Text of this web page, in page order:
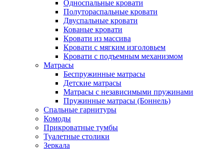
Односпальные кровати
Полутораспальные кровати
Двуспальные кровати
Кованые кровати
Кровати из массива
Кровати с мягким изголовьем
Кровати с подъемным механизмом
Матрасы
Беспружинные матрасы
Детские матрасы
Матрасы с независимыми пружинами
Пружинные матрасы (Боннель)
Спальные гарнитуры
Комоды
Прикроватные тумбы
Туалетные столики
Зеркала